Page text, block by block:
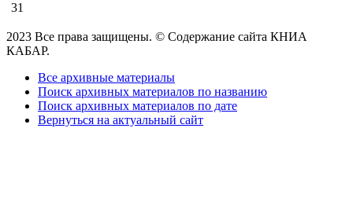
31
2023 Все права защищены. © Содержание сайта КНИА
КАБАР.
Все архивные материалы
Поиск архивных материалов по названию
Поиск архивных материалов по дате
Вернуться на актуальный сайт